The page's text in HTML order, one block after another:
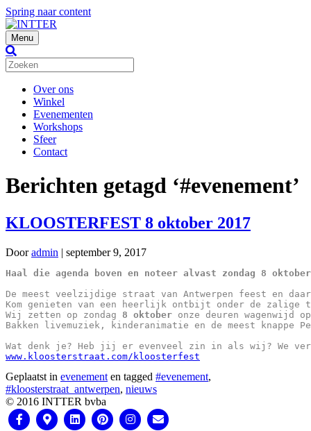
Spring naar content
Menu
Over ons
Winkel
Evenementen
Workshops
Sfeer
Contact
Berichten getagd ‘#evenement’
KLOOSTERFEST 8 oktober 2017
Dooradmin | september 9, 2017
Haal die agenda boven en noteer alvast zondag 8
De meest veelzijdige straat van Antwerpen feest en
Kom genieten van een heerlijk ontbijt onder de zalige
Wij zetten op zondag 8 oktober onze deuren
Bakken livemuziek, kinderanimatie en de meest
Wat denk je? Heb jij er evenveel zin in als wij? We
www.kloosterstraat.com/kloosterfest
Geplaatst in evenement en tagged #evenement,
#kloosterstraat_antwerpen, nieuws
© 2016 INTTER bvba
FacebookGoogle-LinkedinPinterestInstagramEmail